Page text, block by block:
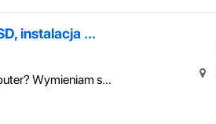
instalacja ...
Potrzebujesz przyśpieszyć swój leciwy komputer? Wymieniam stare dyski ...